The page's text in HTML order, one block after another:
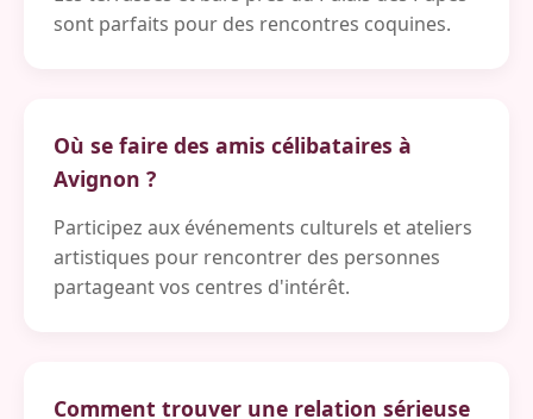
sont parfaits pour des rencontres coquines.
Où se faire des amis célibataires à
Avignon ?
Participez aux événements culturels et ateliers
artistiques pour rencontrer des personnes
partageant vos centres d'intérêt.
Comment trouver une relation sérieuse